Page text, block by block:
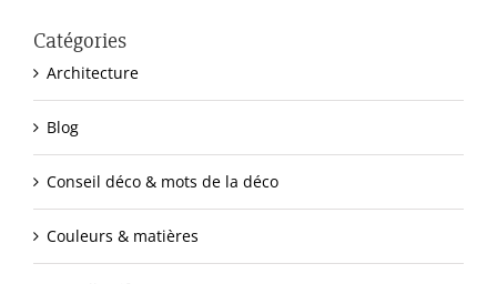
Catégories
Architecture
Blog
Conseil déco & mots de la déco
Couleurs & matières